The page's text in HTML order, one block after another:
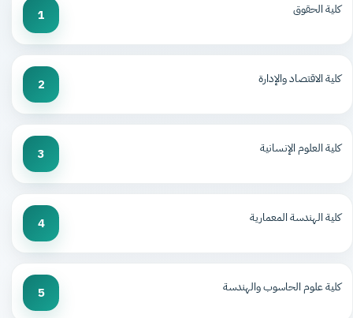
كلية الحقوق 1
كلية الاقتصاد والإدارة 2
كلية العلوم الإنسانية 3
كلية الهندسة المعمارية 4
كلية علوم الحاسوب والهندسة 5